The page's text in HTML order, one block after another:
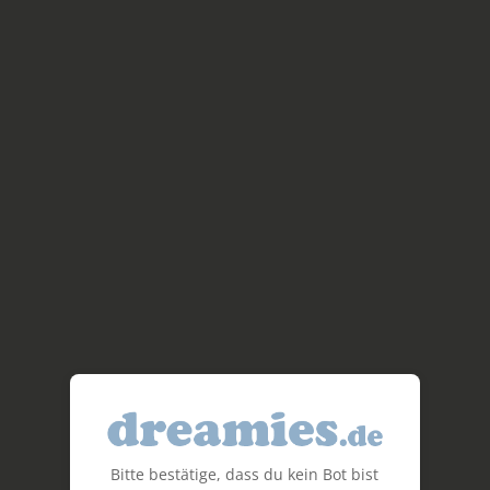
Bitte bestätige, dass du kein Bot bist